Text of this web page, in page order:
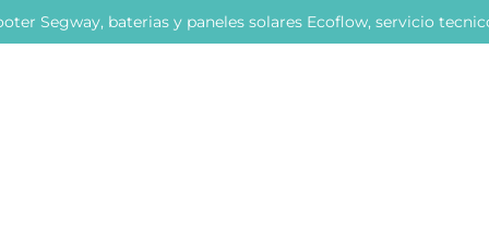
Segway, baterias y paneles solares Ecoflow, servicio